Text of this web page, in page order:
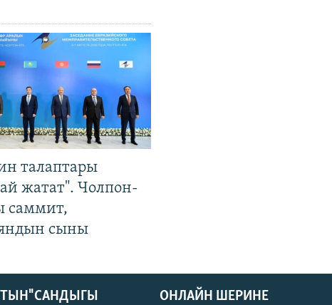
талаптары
жатат". Чолпон-
саммит,
сыны
ОНЛАЙН ШЕРИНЕ
САНДЫГЫ